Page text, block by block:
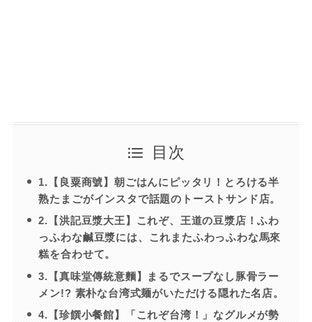
目次
1.【良粟商號】朝ごはんにピッタリ！とろける半
熟たまごがインスタで話題のトーストサンド店。
2.【洪記豆漿大王】これぞ、王道の豆漿店！ふわ
っふわな鹹豆漿には、これまたふわっふわな馬來
糕を合わせて。
3.【真味堂傳統意麵】まるでスープなし豚骨ラー
メン!? 素朴な台湾式麺がいただける隠れた名店。
4.【珍饌小餐館】「これぞ台湾！」なグルメが勢